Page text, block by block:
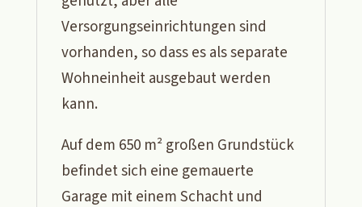
Versorgungseinrichtungen sind
vorhanden, so dass es als separate
Wohneinheit ausgebaut werden
kann.
Auf dem 650 m² großen Grundstück
befindet sich eine gemauerte
Garage mit einem Schacht und